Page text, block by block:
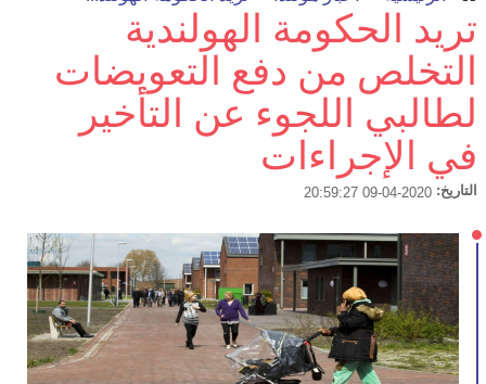
تريد الحكومة الهولندية
التخلص من دفع التعويضات
لطالبي اللجوء عن التأخير
في الإجراءات
التاريخ: